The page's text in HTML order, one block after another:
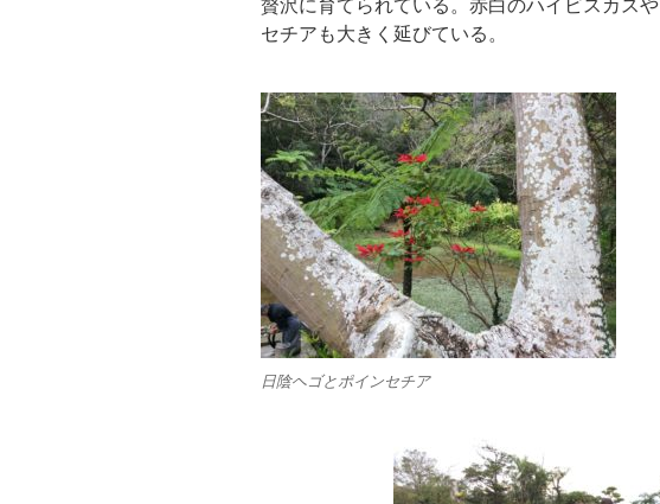
贅沢に育てられている。赤白のハイビスカス
セチアも大きく延びている。
日陰ヘゴとポインセチア